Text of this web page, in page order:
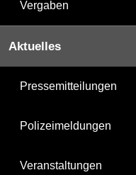
Vergaben
Aktuelles
Pressemitteilungen
Polizeimeldungen
Veranstaltungen